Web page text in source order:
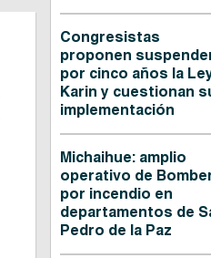
Congresistas
proponen
por cinco años la
Karin y cuestionan
implementación
Michaihue: amplio
operativo de
por incendio en
departamentos de
Pedro de la Paz